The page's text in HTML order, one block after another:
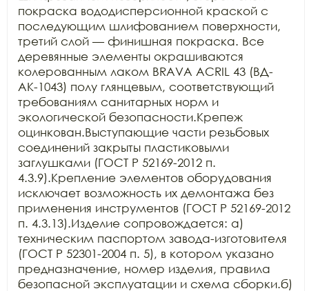
покраска вододисперсионной краской с
последующим шлифованием поверхности,
третий слой — финишная покраска. Все
деревянные элементы окрашиваются
колерованным лаком BRAVA ACRIL 43 (ВД-
АК-1043) полу глянцевым, соответствующий
требованиям санитарных норм и
экологической безопасности.Крепеж
оцинкован.Выступающие части резьбовых
соединений закрыты пластиковыми
заглушками (ГОСТ Р 52169-2012 п.
4.3.9).Крепление элементов оборудования
исключает возможность их демонтажа без
применения инструментов (ГОСТ Р 52169-2012
п. 4.3.13).Изделие сопровождается: а)
техническим паспортом завода-изготовителя
(ГОСТ Р 52301-2004 п. 5), в котором указано
предназначение, номер изделия, правила
безопасной эксплуатации и схема сборки.б)